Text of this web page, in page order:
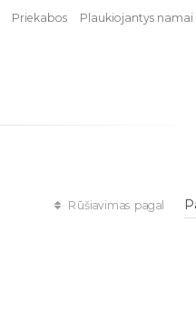
Priekabos Plaukiojantys namai
Rūšiavimas pagal